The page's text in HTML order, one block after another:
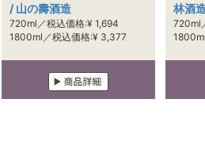
/ 山の壽酒造
720ml／税込価格:¥ 1,694
1800ml／税込価格:¥ 3,377
林酒
720ml